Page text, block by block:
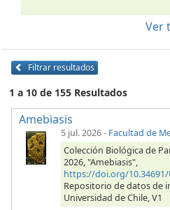
Ver
Filtrar resultados
1 a 10 de 155 Resultados
Amebiasis
5 jul. 2026- Facultad de
Colección Biológica de
2026, "Amebiasis",
https://doi.org/10.34691/
Repositorio de datos de
Universidad de Chile, V1